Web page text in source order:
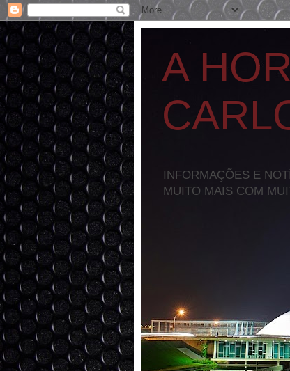
A
INFORMAÇÕES E
MUITO MAIS COM